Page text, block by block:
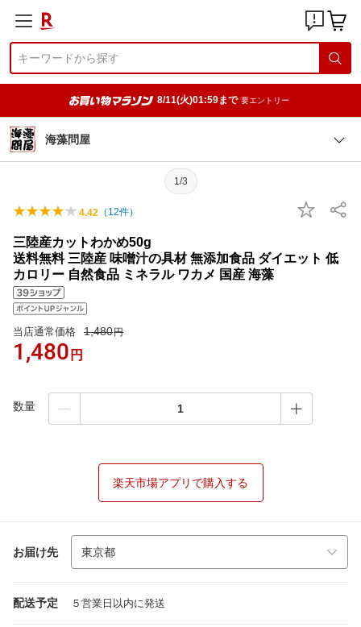
8/11(火)01:59まで 要エントリー
海藻問屋
1/3
4.42 （ 12件）
三陸産カットわかめ50g
送料無料 三陸産 味噌汁の具材 無添加食品 ダイエット 低
カロリー 自然食品 ミネラル ワカメ 国産 海藻
当店通常価格 1,480円
1,480 円
数量
楽天市場アプリで購入する
お届け先
配送予定 ５営業日以内に発送